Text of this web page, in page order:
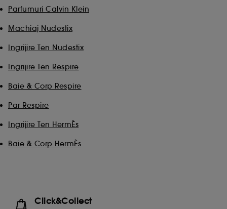
Parfumuri Calvin Klein
Machiaj Nudestix
Ingrijire Ten Nudestix
Ingrijire Ten Respire
Baie & Corp Respire
Par Respire
Ingrijire Ten HermÈs
Baie & Corp HermÈs
Click&Collect
Cookie-uri de masurarea a audientei :
vizitatori de pe site-ul nostru si obiceiurile lor de
ului.
Cookie-uri pentru securizarea platilor online :
identitate.
De asemenea, Google colecteaza si partajeaza cu
serviciile Google disponible pe site-ul nostru sunt